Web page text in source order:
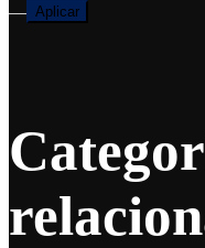
— Aplicar